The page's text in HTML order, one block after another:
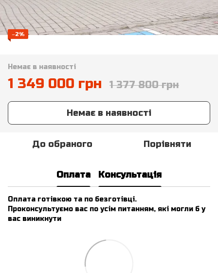
−2%
Немає в наявності
1 349 000 грн 1 377 800 грн
Немає в наявності
До обраного Порівняти
Оплата Консультація
Оплата готівкою та по безготівці.
Проконсультуємо вас по усім питанням, які могли б у
вас виникнути